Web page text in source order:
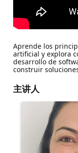
Aprende los
artificial y explora
desarrollo de
construir
主讲人